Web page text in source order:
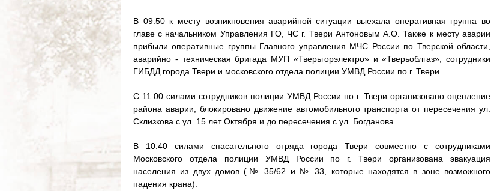
В 09.50 к месту возникновения аварийной ситуации выехала оперативная группа во
главе с начальником Управления ГО, ЧС г. Твери Антоновым А.О. Также к месту аварии
прибыли оперативные группы Главного управления МЧС России по Тверской области,
аварийно - техническая бригада МУП «Тверьгорэлектро» и «Тверьоблгаз», сотрудники
ГИБДД города Твери и московского отдела полиции УМВД России по г. Твери.
С 11.00 силами сотрудников полиции УМВД России по г. Твери организовано оцепление
района аварии, блокировано движение автомобильного транспорта от пересечения ул.
Склизкова с ул. 15 лет Октября и до пересечения с ул. Богданова.
В 10.40 силами спасательного отряда города Твери совместно с сотрудниками
Московского отдела полиции УМВД России по г. Твери организована эвакуация
населения из двух домов (№ 35/62 и № 33, которые находятся в зоне возможного
падения крана).